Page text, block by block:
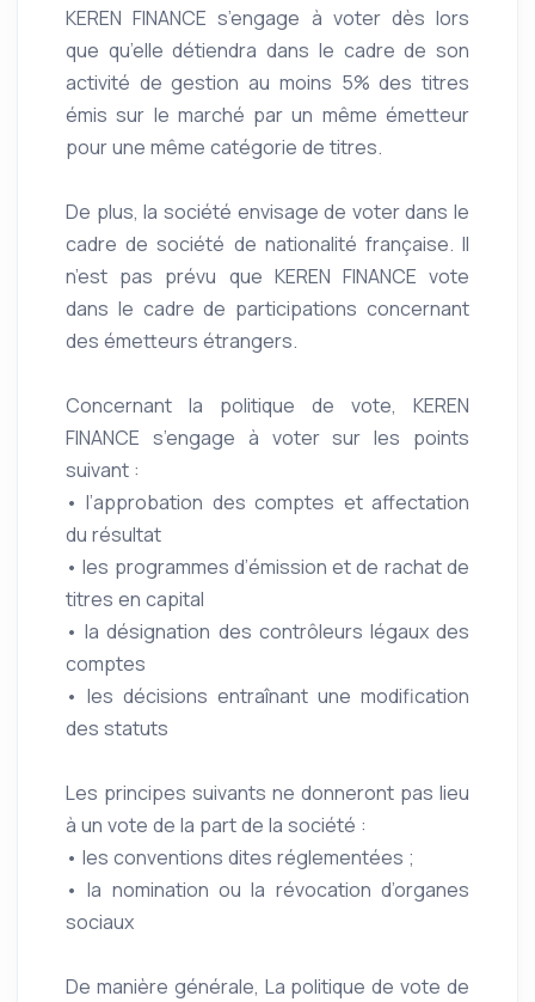
KEREN FINANCE s’engage à voter dès lors
que qu’elle détiendra dans le cadre de son
activité de gestion au moins 5% des titres
émis sur le marché par un même émetteur
pour une même catégorie de titres.
De plus, la société envisage de voter dans le
cadre de société de nationalité française. Il
n’est pas prévu que KEREN FINANCE vote
dans le cadre de participations concernant
des émetteurs étrangers.
Concernant la politique de vote, KEREN
FINANCE s’engage à voter sur les points
suivant :
• l’approbation des comptes et affectation
du résultat
• les programmes d’émission et de rachat de
titres en capital
• la désignation des contrôleurs légaux des
comptes
• les décisions entraînant une modification
des statuts
Les principes suivants ne donneront pas lieu
à un vote de la part de la société :
• les conventions dites réglementées ;
• la nomination ou la révocation d’organes
sociaux
De manière générale, La politique de vote de